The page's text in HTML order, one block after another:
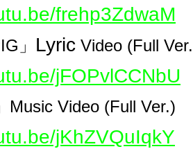
frehp3ZdwaM
」 Lyric Video (Full Ver.
jFOPvlCCNbU
Music Video (Full Ver.)
jKhZVQuIqkY